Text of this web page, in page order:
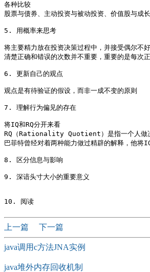
各种比较
股票与债券、主动投资与被动投资、价值股与成
5. 用概率来思考
将主要精力放在投资决策过程中，并接受偶尔不
清楚正确和错误的次数并不重要，重要的是每次
6. 更新自己的观点
观点是有待验证的假设，而非一成不变的原则
7. 理解行为偏见的存在
将IQ和RQ分开来看
RQ（Rationality Quotient）是指一个人做
巴菲特曾经对着两种能力做过精辟的解释，他
8. 区分信息与影响
9. 深谙头寸大小的重要意义
上一篇 下一篇
java调用c方法JNA实例
java堆外内存回收机制